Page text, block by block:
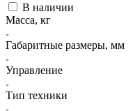
В наличии
Масса, кг
Габаритные размеры, мм
Управление
Тип техники